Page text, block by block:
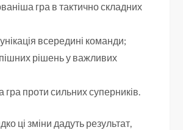
гра в тактично складних
всередині команди;
рішень у важливих
гра проти сильних суперників.
ці зміни дадуть результат,